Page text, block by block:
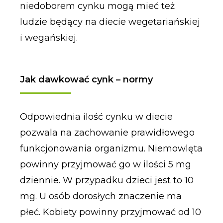
niedoborem cynku mogą mieć też
ludzie będący na diecie wegetariańskiej
i wegańskiej.
Jak dawkować cynk – normy
Odpowiednia ilość cynku w diecie
pozwala na zachowanie prawidłowego
funkcjonowania organizmu. Niemowlęta
powinny przyjmować go w ilości 5 mg
dziennie. W przypadku dzieci jest to 10
mg. U osób dorosłych znaczenie ma
płeć. Kobiety powinny przyjmować od 10